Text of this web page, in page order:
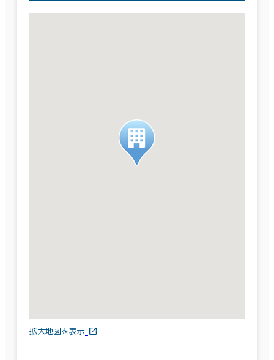
拡大地図を表示